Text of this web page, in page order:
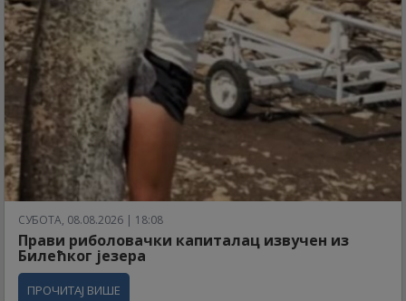
СУБОТА, 08.08.2026 | 18:08
Прави риболовачки капиталац извучен из
Билећког језера
ПРОЧИТАЈ ВИШЕ